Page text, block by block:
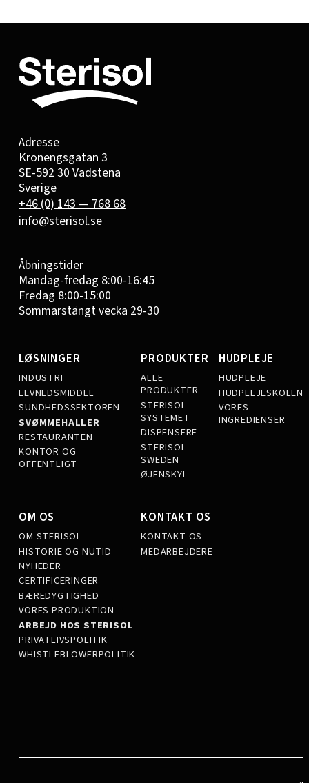
Adresse
Kronengsgatan 3
SE-592 30 Vadstena
Sverige
+46 (0) 143 — 768 68
info@sterisol.se
Åbningstider
Mandag-fredag 8:00-16:45
Fredag 8:00-15:00
Sommarstängt vecka 29-30
LØSNINGER
INDUSTRI
LEVNEDSMIDDEL
SUNDHEDSSEKTOREN
SVØMMEHALLER
RESTAURANTEN
KONTOR OG
OFFENTLIGT
PRODUKTER
ALLE
PRODUKTER
STERISOL-
SYSTEMET
DISPENSERE
STERISOL
SWEDEN
ØJENSKYL
HUDPLEJE
HUDPLEJE
HUDPLEJESKOLEN
VORES
INGREDIENSER
OM OS
OM STERISOL
HISTORIE OG NUTID
NYHEDER
CERTIFICERINGER
BÆREDYGTIGHED
VORES PRODUKTION
ARBEJD HOS STERISOL
PRIVATLIVSPOLITIK
WHISTLEBLOWERPOLITIK
KONTAKT OS
KONTAKT OS
MEDARBEJDERE